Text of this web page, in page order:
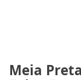
Meia